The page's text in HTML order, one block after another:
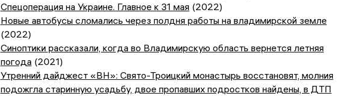
Спецоперация на Украине. Главное к 31 мая(2022)
Новые автобусы сломались через полдня работы на владимирской земле
(2022)
Синоптики рассказали, когда во Владимирскую область вернется летняя
погода(2021)
Утренний дайджест «ВН»: Свято-Троицкий монастырь восстановят, молния
подожгла старинную усадьбу, двое пропавших подростков найдены, в ДТП